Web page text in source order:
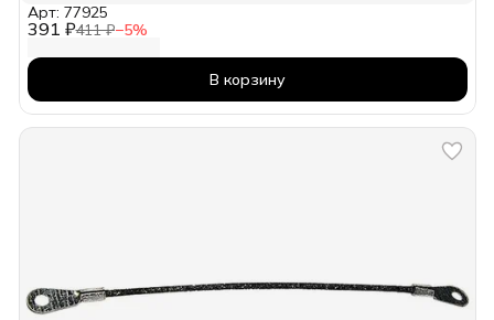
391 ₽411 ₽−5%
Арт: 77925
В корзину